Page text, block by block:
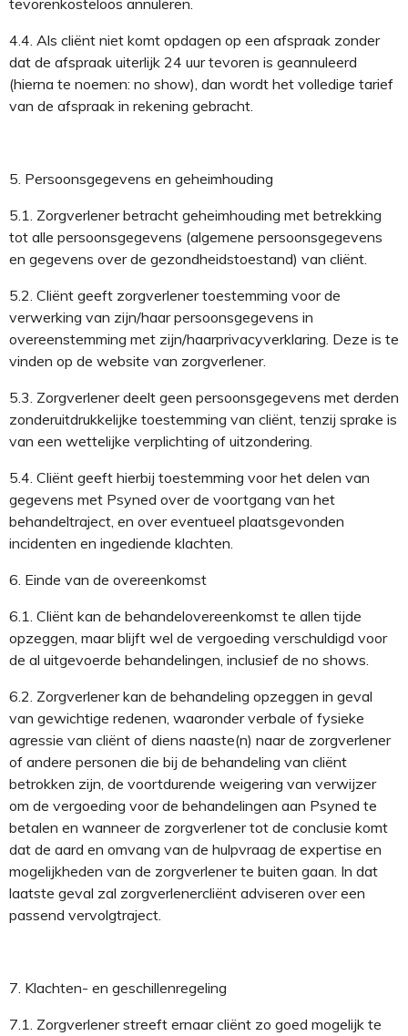
tevorenkosteloos annuleren.
4.4. Als cliënt niet komt opdagen op een afspraak zonder
dat de afspraak uiterlijk 24 uur tevoren is geannuleerd
(hierna te noemen: no show), dan wordt het volledige tarief
van de afspraak in rekening gebracht.
5. Persoonsgegevens en geheimhouding
5.1. Zorgverlenerbetracht geheimhouding met betrekking
tot alle persoonsgegevens (algemene persoonsgegevens
en gegevens over de gezondheidstoestand) van cliënt.
5.2. Cliënt geeft zorgverlenertoestemming voor de
verwerking van zijn/haar persoonsgegevens in
overeenstemming met zijn/haarprivacyverklaring. Deze is te
vinden op de website van zorgverlener.
5.3. Zorgverlener deelt geen persoonsgegevens met derden
zonderuitdrukkelijke toestemming van cliënt, tenzij sprake is
van een wettelijke verplichting of uitzondering.
5.4. Cliënt geeft hierbij toestemming voor het delen van
gegevens met Psyned over de voortgang van het
behandeltraject, en over eventueel plaatsgevonden
incidenten en ingediende klachten.
6. Einde van de overeenkomst
6.1. Cliënt kan de behandelovereenkomst te allen tijde
opzeggen, maar blijft wel de vergoeding verschuldigd voor
de al uitgevoerde behandelingen, inclusief de no shows.
6.2. Zorgverlenerkan de behandeling opzeggen in geval
van gewichtige redenen, waaronder verbale of fysieke
agressie van cliënt of diens naaste(n) naar de zorgverlener
of andere personen die bij de behandeling van cliënt
betrokken zijn, de voortdurende weigering van verwijzer
om de vergoeding voor de behandelingen aan Psyned te
betalen en wanneer de zorgverlenertot de conclusie komt
dat de aard en omvang van de hulpvraag de expertise en
mogelijkheden van de zorgverlenerte buiten gaan. In dat
laatste geval zal zorgverlenercliënt adviseren over een
passend vervolgtraject.
7. Klachten- en geschillenregeling
7.1. Zorgverlener streeft ernaar cliënt zo goed mogelijk te